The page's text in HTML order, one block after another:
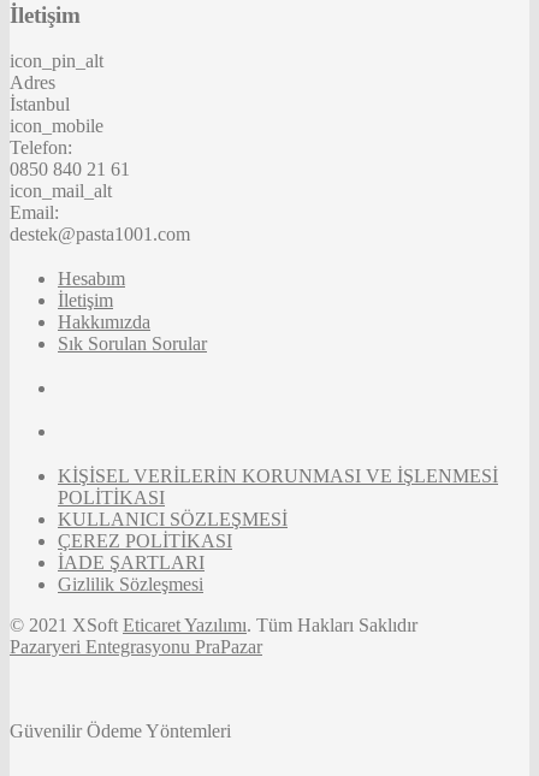
İletişim
icon_pin_alt
Adres
İstanbul
icon_mobile
Telefon:
0850 840 21 61
icon_mail_alt
Email:
destek@pasta1001.com
Hesabım
İletişim
Hakkımızda
Sık Sorulan Sorular
KİŞİSEL VERİLERİN KORUNMASI VE İŞLENMESİ
POLİTİKASI
KULLANICI SÖZLEŞMESİ
ÇEREZ POLİTİKASI
İADE ŞARTLARI
Gizlilik Sözleşmesi
© 2021 XSoft Eticaret Yazılımı. Tüm Hakları Saklıdır
Pazaryeri Entegrasyonu PraPazar
Güvenilir Ödeme Yöntemleri